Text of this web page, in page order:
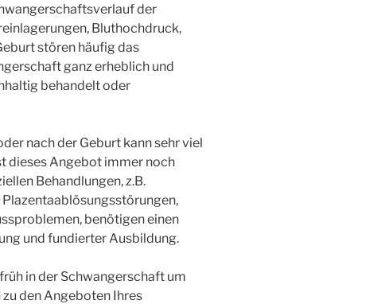
der
Bluthochdruck,
stören häufig das
ganz erheblich und
behandelt oder
nach der Geburt kann sehr viel
dieses Angebot immer noch
Behandlungen, z.B.
benötigen einen
und fundierter Ausbildung.
in der Schwangerschaft um
den Angeboten Ihres